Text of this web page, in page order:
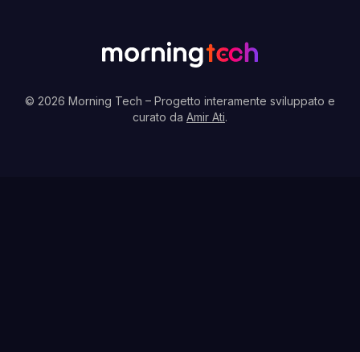
© 2026 Morning Tech – Progetto interamente sviluppato e
curato da Amir Ati.